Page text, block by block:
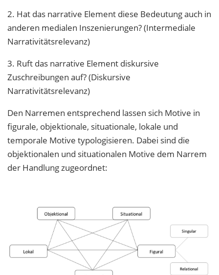
2. Hat das narrative Element diese Bedeutung auch in
anderen medialen Inszenierungen? (Intermediale
Narrativitätsrelevanz)
3. Ruft das narrative Element diskursive
Zuschreibungen auf? (Diskursive
Narrativitätsrelevanz)
Den Narremen entsprechend lassen sich Motive in
figurale, objektionale, situationale, lokale und
temporale Motive typologisieren. Dabei sind die
objektionalen und situationalen Motive dem Narrem
der Handlung zugeordnet: